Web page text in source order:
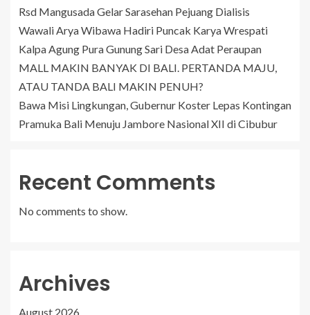
Rsd Mangusada Gelar Sarasehan Pejuang Dialisis
Wawali Arya Wibawa Hadiri Puncak Karya Wrespati
Kalpa Agung Pura Gunung Sari Desa Adat Peraupan
MALL MAKIN BANYAK DI BALI. PERTANDA MAJU,
ATAU TANDA BALI MAKIN PENUH?
Bawa Misi Lingkungan, Gubernur Koster Lepas Kontingan
Pramuka Bali Menuju Jambore Nasional XII di Cibubur
Recent Comments
No comments to show.
Archives
August 2026